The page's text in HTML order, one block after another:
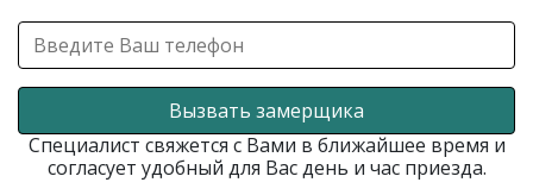
Вызвать замерщика
Специалист свяжется с Вами в ближайшее время и
согласует удобный для Вас день и час приезда.